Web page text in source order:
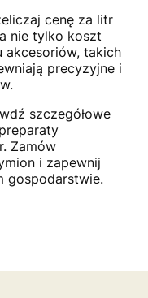
cenę za litr
nie tylko koszt
akcesoriów, takich
precyzyjne i
szczegółowe
Zamów
i zapewnij
gospodarstwie.